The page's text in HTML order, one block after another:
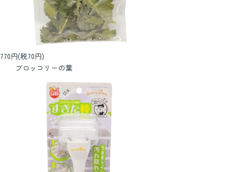
770円(税70円)
ブロッコリーの葉